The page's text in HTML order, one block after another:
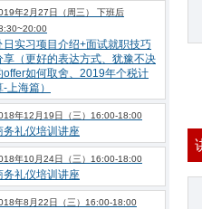
年2月27日（周三） 下班后
日实习项目介绍+面试就职技巧
享（更好的表达方式、犹豫不决
offer如何取舍、2019年个税计
-上海篇）
年12月19日（三）16:00-18:00
务礼仪培训讲座
年10月24日（三）16:00-18:00
务礼仪培训讲座
年8月22日（三）16:00-18:00